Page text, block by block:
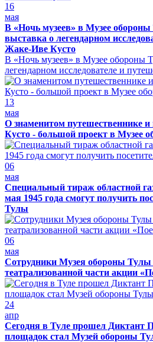
16
мая
В «Ночь музеев» в Музее
выставка о легендарном
Жаке-Иве Кусто
В «Ночь музеев» в Музее обороны
легендарном исследователе и
13
мая
О знаменитом путешественнике
Кусто - большой проект в Музее
06
мая
Специальный тираж областной
мая 1945 года смогут получить
Тулы
06
мая
Сотрудники Музея обороны Тулы
театрализованной части акции
24
апр
Сегодня в Туле прошел Диктант
площадок стал Музей обороны